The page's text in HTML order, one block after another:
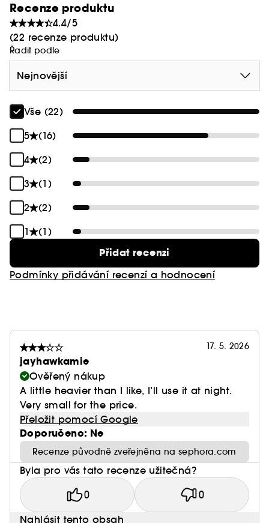
Recenze produktu
4.4/5
(22 recenze produktu)
Řadit podle
Nejnovější
Vše (22)
5
(16)
4
(2)
3
(1)
2
(2)
1
(1)
Přidat recenzi
Podmínky přidávání recenzí a hodnocení
17. 5. 2026
jayhawkamie
Ověřený nákup
A little heavier than I like, I’ll use it at night.
Very small for the price.
Přeložit pomocí Google
Doporučeno: Ne
Recenze původně zveřejněna na sephora.com
Byla pro vás tato recenze užitečná?
0 0
Nahlásit tento obsah